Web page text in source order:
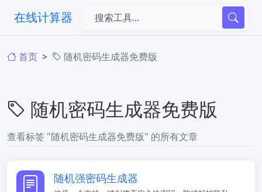
在线计算器
首页 随机密码生成器免费版
随机密码生成器免费版
查看标签 "随机密码生成器免费版" 的所有文章
​随机强密码生成器